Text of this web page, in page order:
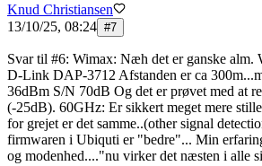
Knud Christiansen
13/10/25, 08:24 #7
Svar til #6: Wimax: Næh det er ganske alm.
D-Link DAP-3712 Afstanden er ca
36dBm S/N 70dB Og det er prøvet med at
(-25dB). 60GHz: Er sikkert meget mere
for grejet er det samme..(other signal
firmwaren i Ubiquti er "bedre"... Min
og modenhed...."nu virker det næsten i alle